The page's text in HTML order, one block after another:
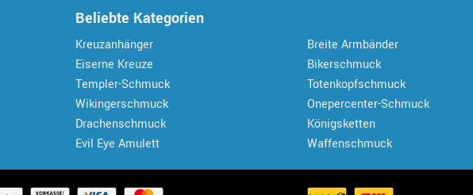
Beliebte Kategorien
Kreuzanhänger
Eiserne Kreuze
Templer-Schmuck
Wikingerschmuck
Drachenschmuck
Evil Eye Amulett
Breite Armbänder
Bikerschmuck
Totenkopfschmuck
Onepercenter-Schmuck
Königsketten
Waffenschmuck